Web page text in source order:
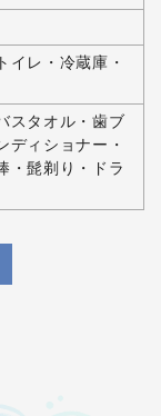
イレ・冷蔵庫・
スタオル・歯ブ
ディショナー・
・髭剃り・ドラ